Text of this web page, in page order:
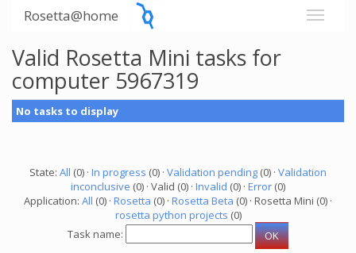
Rosetta@home
Valid Rosetta Mini tasks for
computer 5967319
No tasks to display
State: All (0) · In progress (0) · Validation pending (0) · Validation
inconclusive (0) · Valid (0) · Invalid (0) · Error (0)
Application: All (0) · Rosetta (0) · Rosetta Beta (0) · Rosetta Mini (0) ·
rosetta python projects (0)
Task name: